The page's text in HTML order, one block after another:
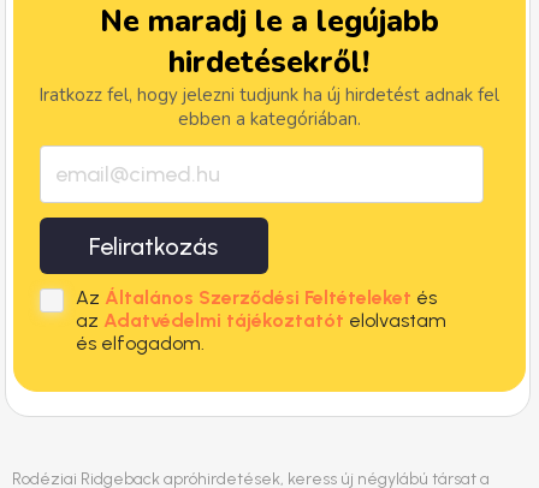
Ne maradj le a legújabb
hirdetésekről!
Iratkozz fel, hogy jelezni tudjunk ha új hirdetést adnak fel
ebben a kategóriában.
Feliratkozás
Az Általános Szerződési Feltételeket és
az Adatvédelmi tájékoztatót elolvastam
és elfogadom.
Rodéziai Ridgeback apróhirdetések, keress új négylábú társat a